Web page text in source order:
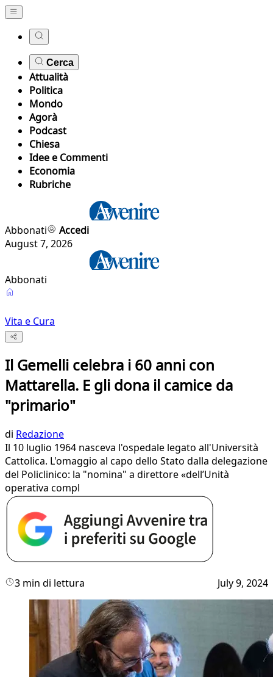
Cerca
Attualità
Politica
Mondo
Agorà
Podcast
Chiesa
Idee e Commenti
Economia
Rubriche
Abbonati
Accedi
August 7, 2026
Abbonati
Vita e Cura
Il Gemelli celebra i 60 anni con
Mattarella. E gli dona il camice da
"primario"
di Redazione
Il 10 luglio 1964 nasceva l'ospedale legato all'Università
Cattolica. L'omaggio al capo dello Stato dalla delegazione
del Policlinico: la "nomina" a direttore «dell’Unità
operativa compl
3 min di lettura July 9, 2024